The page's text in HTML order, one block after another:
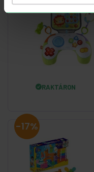
RAKTÁRON
-17%